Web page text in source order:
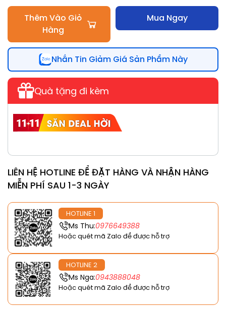
Thêm Vào Giỏ
Hàng
Mua Ngay
Nhắn Tin Giảm Giá Sản Phẩm Này
Quà tặng đi kèm
LIÊN HỆ HOTLINE ĐỂ ĐẶT HÀNG VÀ NHẬN HÀNG
MIỄN PHÍ SAU 1-3 NGÀY
HOTLINE 1
Ms Thu:0976649388
Hoặc quét mã Zalo để được hỗ trợ
HOTLINE 2
Ms Nga:0943888048
Hoặc quét mã Zalo để được hỗ trợ